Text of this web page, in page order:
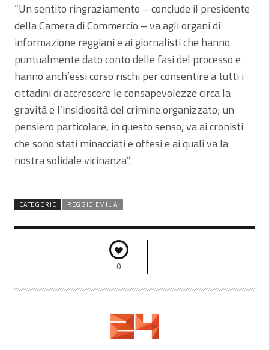
“Un sentito ringraziamento – conclude il presidente
della Camera di Commercio – va agli organi di
informazione reggiani e ai giornalisti che hanno
puntualmente dato conto delle fasi del processo e
hanno anch’essi corso rischi per consentire a tutti i
cittadini di accrescere le consapevolezze circa la
gravità e l’insidiosità del crimine organizzato; un
pensiero particolare, in questo senso, va ai cronisti
che sono stati minacciati e offesi e ai quali va la
nostra solidale vicinanza”.
CATEGORIE REGGIO EMILIA
0